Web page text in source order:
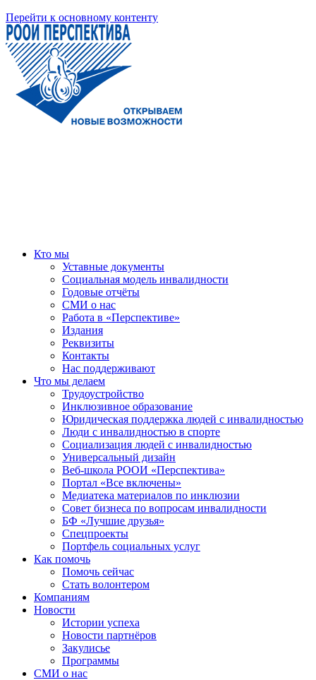
Перейти к основному контенту
Кто мы
Уставные документы
Социальная модель инвалидности
Годовые отчёты
СМИ о нас
Работа в «Перспективе»
Издания
Реквизиты
Контакты
Нас поддерживают
Что мы делаем
Трудоустройство
Инклюзивное образование
Юридическая поддержка людей с инвалидностью
Люди с инвалидностью в спорте
Социализация людей с инвалидностью
Универсальный дизайн
Веб-школа РООИ «Перспектива»
Портал «Все включены»
Медиатека материалов по инклюзии
Совет бизнеса по вопросам инвалидности
БФ «Лучшие друзья»
Спецпроекты
Портфель социальных услуг
Как помочь
Помочь сейчас
Стать волонтером
Компаниям
Новости
Истории успеха
Новости партнёров
Закулисье
Программы
СМИ о нас